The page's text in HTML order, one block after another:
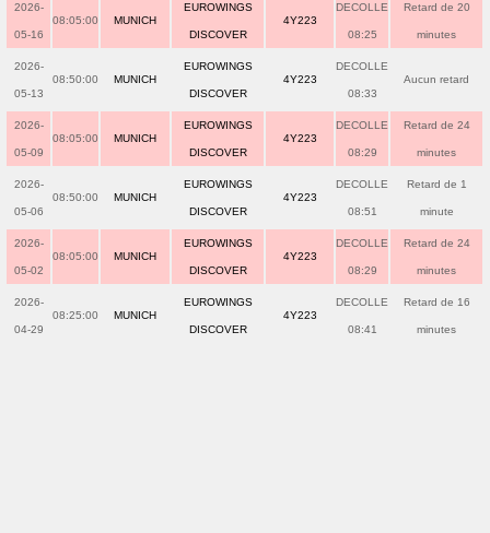
2026-
05-16
08:05:00 MUNICH
EUROWINGS
DISCOVER
4Y223
DECOLLE
08:25
Retard de 20
minutes
2026-
05-13
08:50:00 MUNICH
EUROWINGS
DISCOVER
4Y223
DECOLLE
08:33
Aucun retard
2026-
05-09
08:05:00 MUNICH
EUROWINGS
DISCOVER
4Y223
DECOLLE
08:29
Retard de 24
minutes
2026-
05-06
08:50:00 MUNICH
EUROWINGS
DISCOVER
4Y223
DECOLLE
08:51
Retard de 1
minute
2026-
05-02
08:05:00 MUNICH
EUROWINGS
DISCOVER
4Y223
DECOLLE
08:29
Retard de 24
minutes
2026-
04-29
08:25:00 MUNICH
EUROWINGS
DISCOVER
4Y223
DECOLLE
08:41
Retard de 16
minutes